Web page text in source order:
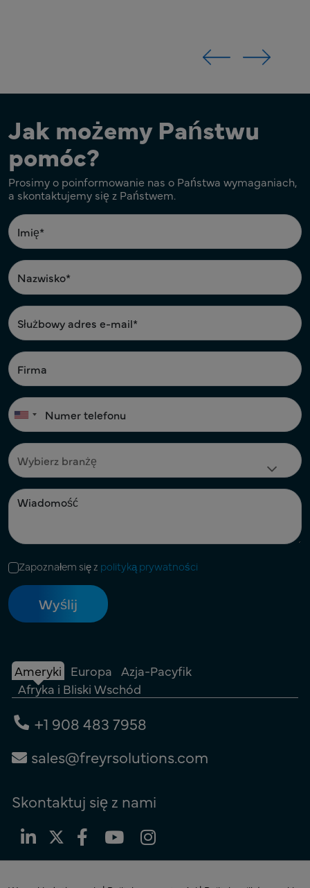
Jak możemy Państwu
pomóc?
Prosimy o poinformowanie nas o Państwa wymaganiach,
a skontaktujemy się z Państwem.
Zapoznałem się z polityką prywatności
Ameryki Europa Azja-Pacyfik
Afryka i Bliski Wschód
+1 908 483 7958
sales@freyrsolutions.com
Skontaktuj się z nami